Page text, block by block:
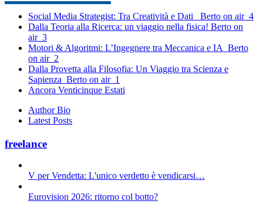
Social Media Strategist: Tra Creatività e Dati _Berto on air_4
Dalla Teoria alla Ricerca: un viaggio nella fisica! Berto on
air_3
Motori & Algoritmi: L’Ingegnere tra Meccanica e IA_Berto
on air_2
Dalla Provetta alla Filosofia: Un Viaggio tra Scienza e
Sapienza_Berto on air_1
Ancora Venticinque Estati
Author Bio
Latest Posts
freelance
V per Vendetta: L'unico verdetto è vendicarsi…
Eurovision 2026: ritorno col botto?